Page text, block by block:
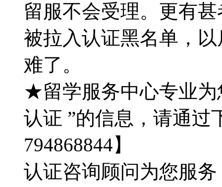
留服不会受理。更有
被拉入认证黑名单，
难了。
★留学服务中心专业为
认证 ”的信息，请通过
794868844】
认证咨询顾问为您服务